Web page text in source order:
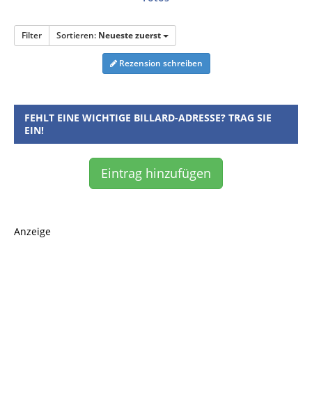
Filter Sortieren: Neueste zuerst
Rezension schreiben
FEHLT EINE WICHTIGE BILLARD-ADRESSE? TRAG SIE
EIN!
Eintrag hinzufügen
Anzeige